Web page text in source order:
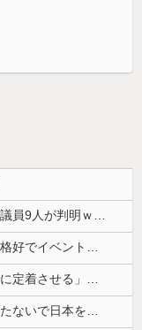
【悲報】消費税減税に反対している自民党議員9人が判明ｗｗｗｗｗｗ
【画像】リアルみいちゃん、とんでもない格好でイベント出演するwwwwwwwwww
高市総理「物価上昇を上回る賃上げを日本に定着させる」⇒ 国家公務員月給3.51％増へ
反核団体の代表を務める爺さん、「核を持たないで日本を守れますか」と中学生に詰問された結果……